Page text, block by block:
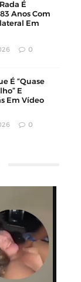
É
Anos Com
Em
0
É “Quase
E
Em Vídeo
0